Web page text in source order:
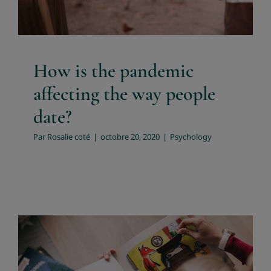
Psychology
How is the pandemic
affecting the way people
date?
Par Rosalie coté | octobre 20, 2020 | Psychology